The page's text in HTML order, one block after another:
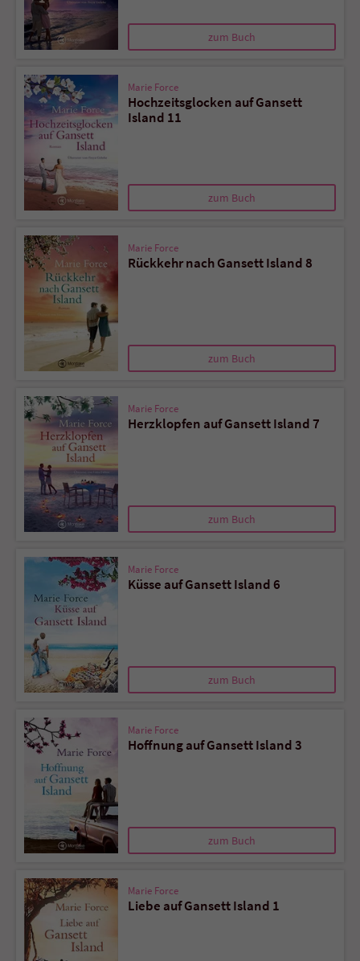
zum Buch
Marie Force
Hochzeitsglocken auf Gansett
Island 11
zum Buch
Marie Force
Rückkehr nach Gansett Island 8
zum Buch
Marie Force
Herzklopfen auf Gansett Island 7
zum Buch
Marie Force
Küsse auf Gansett Island 6
zum Buch
Marie Force
Hoffnung auf Gansett Island 3
zum Buch
Marie Force
Liebe auf Gansett Island 1